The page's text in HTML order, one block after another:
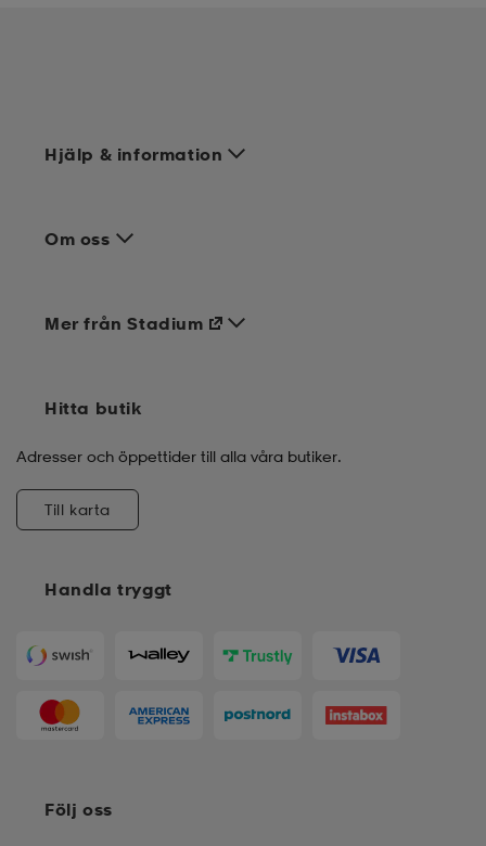
Hjälp & information
Om oss
Handla tryggt
Mer från Stadium
Hitta butik
Adresser och öppettider till alla våra butiker.
Till karta
Följ oss